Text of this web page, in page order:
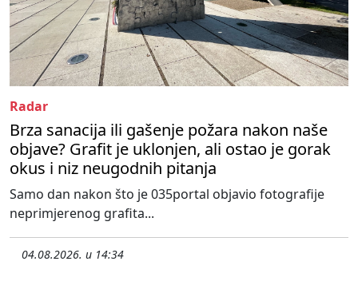
Radar
Brza sanacija ili gašenje požara nakon naše
objave? Grafit je uklonjen, ali ostao je gorak
okus i niz neugodnih pitanja
Samo dan nakon što je 035portal objavio fotografije
neprimjerenog grafita...
04.08.2026. u 14:34